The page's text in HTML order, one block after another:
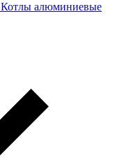
Котлы алюминиевые